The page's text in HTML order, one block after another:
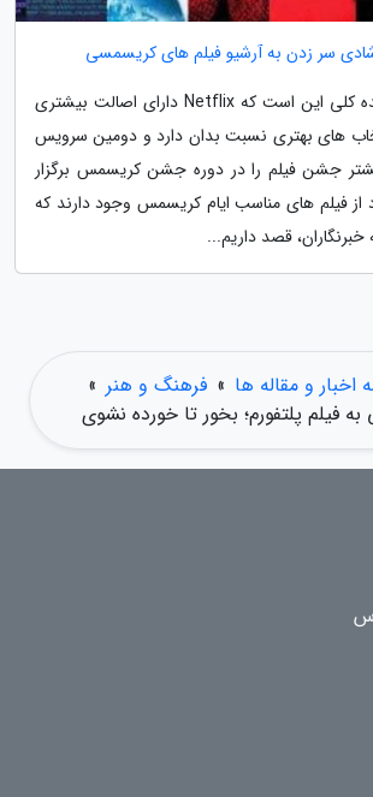
سر زدن به آرشیو فیلم های کریسمسی
به نظر می رسد، ایده کلی این است که Netflix دارای اصالت بیشتری
های بهتری نسبت بدان دارد و دومین سرویس
جشن فیلم را در دوره جشن کریسمس برگزار
558 مورد از فیلم های مناسب ایام کریسمس وجود دارند که
خبرنگاران، قصد داریم...
اخبار و مقاله ها » فرهنگ و هنر »
فیلم پلتفورم؛ بخور تا خورده نشوی